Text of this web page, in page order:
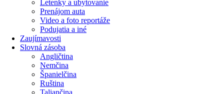
Letenky a ubytovanie
Prenájom auta
Video a foto reportáže
Podujatia a iné
Zaujímavosti
Slovná zásoba
Angličtina
Nemčina
Španielčina
Ruština
Taliančina